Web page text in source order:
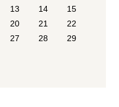
13 14
15
20 21
22
27 28
29